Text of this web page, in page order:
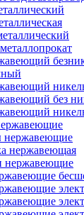
без
нержавеющие
нержавеющая
нержавеющие